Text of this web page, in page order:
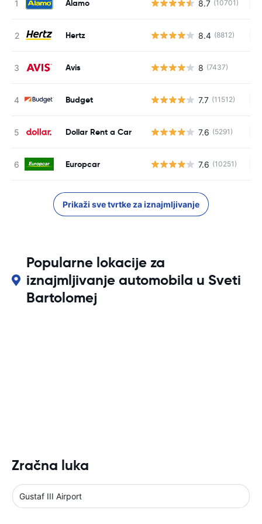
Alamo 8.7 (10701)
Hertz 8.4 (8812)
Avis 8 (7437)
Budget 7.7 (11512)
Dollar Rent a Car 7.6 (5291)
Europcar 7.6 (10251)
Prikaži sve tvrtke za iznajmljivanje
Popularne lokacije za
iznajmljivanje automobila u Sveti
Bartolomej
Zračna luka
Gustaf III Airport